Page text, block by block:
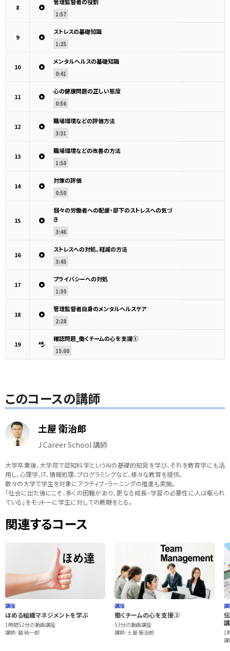
8
管理監督者の役割
1:57
9
ストレスの基礎知識
1:25
10
メンタルヘルスの基礎知識
0:41
11
心の健康問題の正しい態度
0:56
12
職場環境などの評価方法
3:31
13
職場環境などの改善の方法
1:50
14
対策の評価
0:50
15
個々の労働者への配慮・部下のストレスへの気づ
き
3:46
16
ストレスへの対処、軽減の方法
3:45
17
プライバシーへの対処
1:30
18
管理監督者自身のメンタルヘルスケア
2:28
19
確認問題_働くチームの心を支援①
15:00
このコースの講師
土屋 衛治郎
J Career School 講師
大学卒業後、大学院で認知科学というAIの基礎的知見を学び、それを教育学にも活
用し、心理学、IT、情報処理、プログラミングなど、様々な教育を提供。
数々の大学で学生を対象にアクティブ・ラーニングの推進も実施。
「社会に出た後にこそ、多くの困難があり、更なる成長・学習の必要性に人は駆られ
ている」をモットーに学生に対しての教鞭をとる。
関連するコース
講座
ほめる組織マネジメントを学ぶ
1時間52分の動画講座
講師: 越 純一郎
講座
働くチームの心を支援②
53分の動画講座
講師: 土屋 衛治郎
1
講